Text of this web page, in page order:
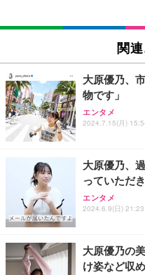
関
大原優乃、
物です」
エンタメ
2024.7.15(月)
大原優乃、
っていただ
エンタメ
2024.6.9(日) 21:23
大原優乃の
け姿など収